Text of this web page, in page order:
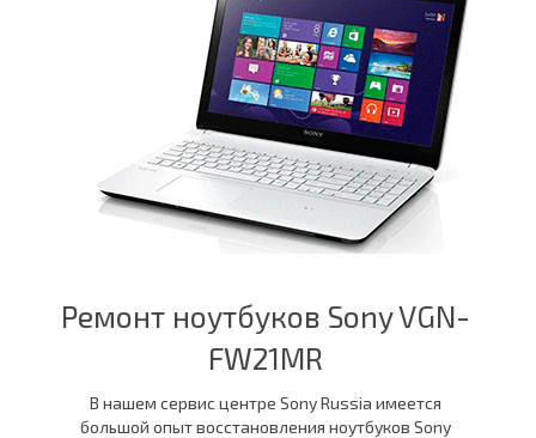
Ремонт ноутбуков Sony VGN-
FW21MR
В нашем сервис центре Sony Russia имеется
большой опыт восстановления ноутбуков Sony